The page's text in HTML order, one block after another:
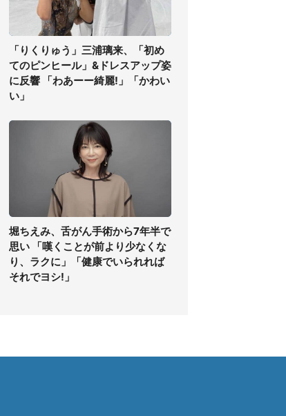
「りくりゅう」三浦璃来、「初め
てのピンヒール」&ドレスアップ姿
に反響 「わあーー綺麗!」「かわい
い」
堀ちえみ、舌がん手術から7年半で
思い 「嘆くことが前より少なくな
り、ラクに」「健康でいられれば
それでヨシ!」